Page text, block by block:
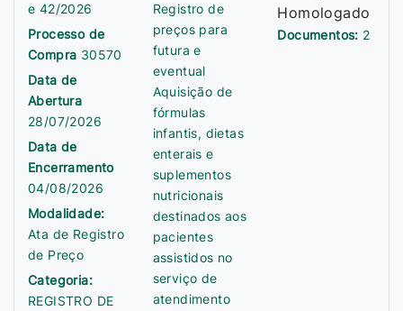
e 42/2026
Processo de
Compra 30570
Data de
Abertura
28/07/2026
Data de
Encerramento
04/08/2026
Modalidade:
Ata de Registro
de Preço
Categoria:
REGISTRO DE
Registro de
preços para
futura e
eventual
Aquisição de
fórmulas
infantis, dietas
enterais e
suplementos
nutricionais
destinados aos
pacientes
assistidos no
serviço de
atendimento
Homologado
Documentos: 2